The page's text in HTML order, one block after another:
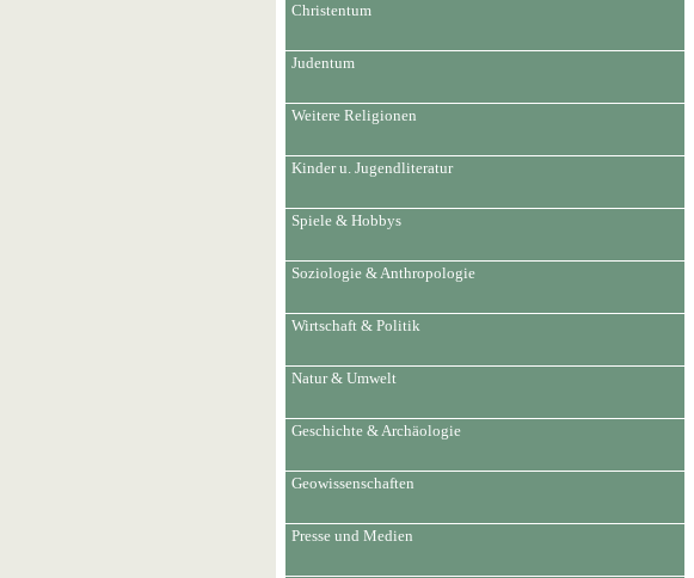
Christentum
Judentum
Weitere Religionen
Kinder u. Jugendliteratur
Spiele & Hobbys
Soziologie & Anthropologie
Wirtschaft & Politik
Natur & Umwelt
Geschichte & Archäologie
Geowissenschaften
Presse und Medien